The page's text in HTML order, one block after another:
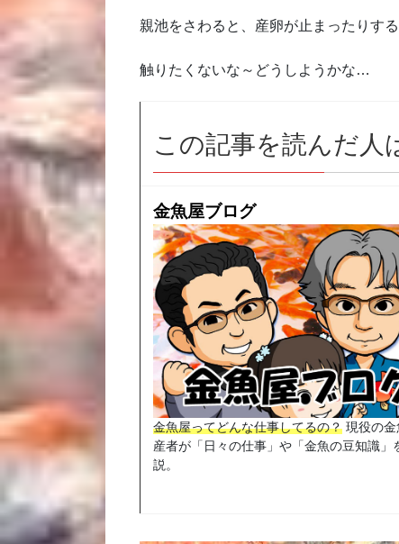
親池をさわると、産卵が止まったりす
触りたくないな～どうしようかな…
この記事を読んだ人
金魚屋ブログ
金魚屋ってどんな仕事してるの？ 現役の金
産者が「日々の仕事」や「金魚の豆知識」
説。